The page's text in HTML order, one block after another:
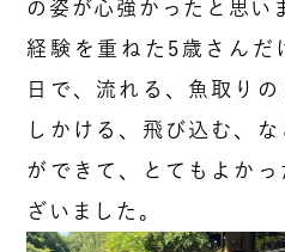
の姿が心強かったと思い
経験を重ねた5歳さんだ
日で、流れる、魚取り
しかける、飛び込む、
ができて、とてもよか
ざいました。